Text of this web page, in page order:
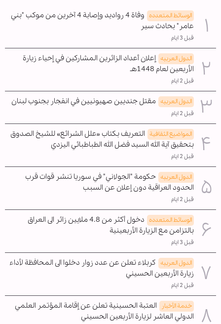
الوسائط المتعدده
وفاة 4 رواديد وإصابة 4 آخرين من موكب "بني
عامر" بحادث سير
قبل 3 ايام
الدول العربیه إعلان أعداد الزائرين المشاركين في إحياء زيارة
الأربعين لعام 1448هـ
قبل 2 ايام
الدول العربیه مقتل جنديين صهيونيين في انفجار بجنوب لبنان
قبل 2 ايام
المواضیع الثقافية التعريف بكتاب «علل الشرائع» للشيخ الصدوق
بتحقيق آية الله السيد فضل الله الطباطبائي اليزدي
قبل 2 ايام
الدول العربیه حكومة "الجولاني" في سوريا تنشر قوات قرب
الحدود العراقية دون إعلان عن السبب
قبل 2 ايام
الوسائط المتعدده
دخول أكثر من 4.8 ملايين زائر الى العراق
بالتزامن مع الزيارة الأربعينية
قبل 3 ايام
الدول العربیه كربلاء تعلن عن عدد زوار دخلوا الى المحافظة لأداء
زيارة الأربعين الحسيني
قبل 2 ايام
خدمة الأخبار
العتبة الحسينية تعلن عن إقامة المؤتمر العلمي
الدولي العاشر لزيارة الأربعين الحسيني